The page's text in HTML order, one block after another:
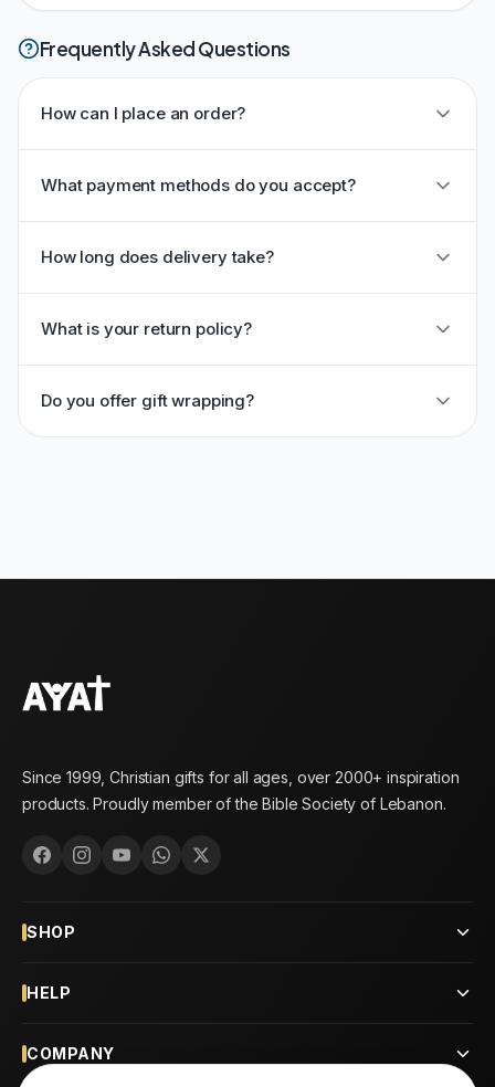
Frequently Asked Questions
How can I place an order?
What payment methods do you accept?
How long does delivery take?
What is your return policy?
Do you offer gift wrapping?
Since 1999, Christian gifts for all ages, over 2000+ inspiration
products. Proudly member of the Bible Society of Lebanon.
SHOP
HELP
COMPANY